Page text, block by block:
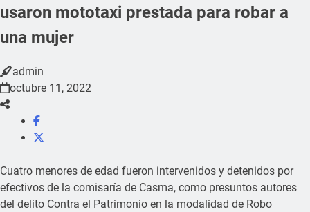
usaron mototaxi prestada para robar a
una mujer
admin
octubre 11, 2022
Cuatro menores de edad fueron intervenidos y detenidos por
efectivos de la comisaría de Casma, como presuntos autores
del delito Contra el Patrimonio en la modalidad de Robo